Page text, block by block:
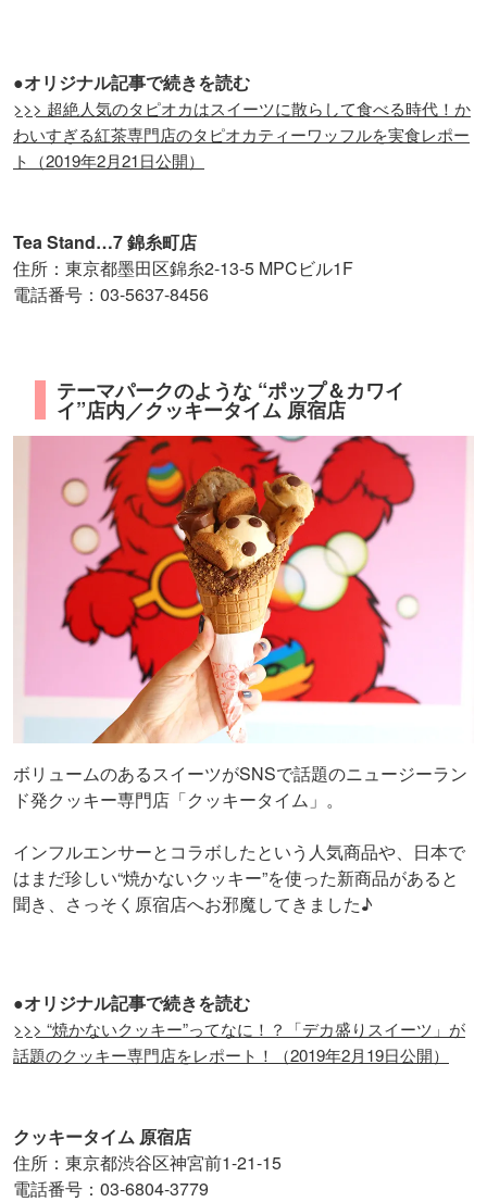
●オリジナル記事で続きを読む
>>> 超絶人気のタピオカはスイーツに散らして食べる時代！か
わいすぎる紅茶専門店のタピオカティーワッフルを実食レポー
ト（2019年2月21日公開）
Tea Stand…7 錦糸町店
住所：東京都墨田区錦糸2-13-5 MPCビル1F
電話番号：03-5637-8456
テーマパークのような “ポップ＆カワイ
イ”店内／クッキータイム 原宿店
ボリュームのあるスイーツがSNSで話題のニュージーラン
ド発クッキー専門店「クッキータイム」。
インフルエンサーとコラボしたという人気商品や、日本で
はまだ珍しい“焼かないクッキー”を使った新商品があると
聞き、さっそく原宿店へお邪魔してきました♪
●オリジナル記事で続きを読む
>>> “焼かないクッキー”ってなに！？「デカ盛りスイーツ」が
話題のクッキー専門店をレポート！（2019年2月19日公開）
クッキータイム 原宿店
住所：東京都渋谷区神宮前1-21-15
電話番号：03-6804-3779